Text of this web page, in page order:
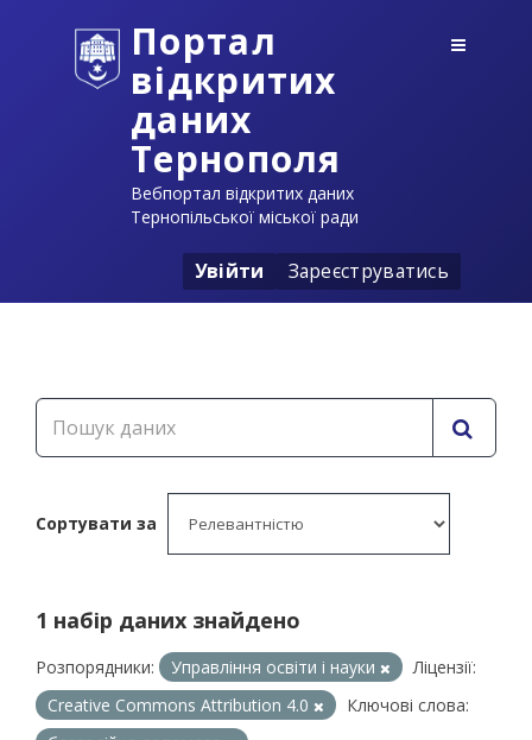
Портал
відкритих
даних
Тернополя
Вебпортал відкритих даних
Тернопільської міської ради
Увійти Зареєструватись
Сортувати за
1 набір даних знайдено
Розпорядники: Управління освіти і науки
Ліцензії:
Creative Commons Attribution 4.0
Ключові слова: